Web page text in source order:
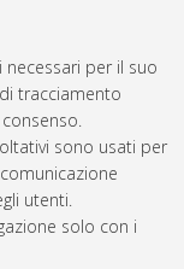
per il suo
tracciamento
sono usati per
utenti.
solo con i